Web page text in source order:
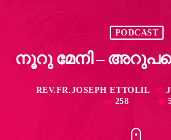
PODCAST
നൂറു മേനി –
mic REV.FR.JOSEPH ETTOLIL today
258